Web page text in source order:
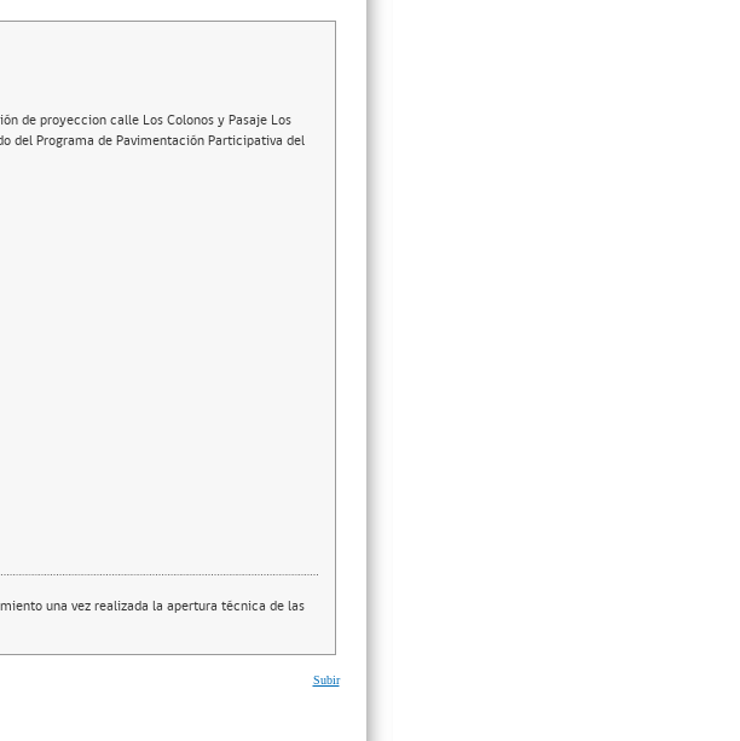
de proyeccion calle Los Colonos y Pasaje Los
del Programa de Pavimentación Participativa del
una vez realizada la apertura técnica de las
Subir